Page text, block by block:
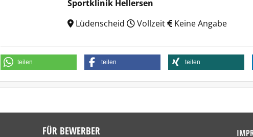
Sportklinik Hellersen
Lüdenscheid
Vollzeit Keine Angabe
teilen teilen teilen
FÜR BEWERBER